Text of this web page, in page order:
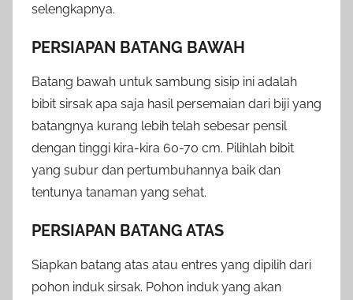
selengkapnya.
PERSIAPAN BATANG BAWAH
Batang bawah untuk sambung sisip ini adalah
bibit sirsak apa saja hasil persemaian dari biji yang
batangnya kurang lebih telah sebesar pensil
dengan tinggi kira-kira 60-70 cm. Pilihlah bibit
yang subur dan pertumbuhannya baik dan
tentunya tanaman yang sehat.
PERSIAPAN BATANG ATAS
Siapkan batang atas atau entres yang dipilih dari
pohon induk sirsak. Pohon induk yang akan